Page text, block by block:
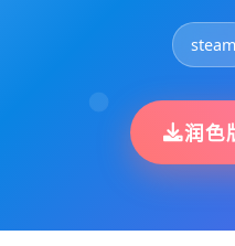
steam
润色